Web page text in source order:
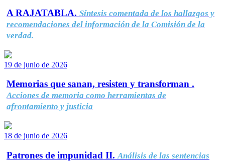
A RAJATABLA. Síntesis comentada de los hallazgos y
recomendaciones del información de la Comisión de la
verdad.
19 de junio de 2026
Memorias que sanan, resisten y transforman .
Acciones de memoria como herramientas de
afrontamiento y justicia
18 de junio de 2026
Patrones de impunidad II. Análisis de las sentencias